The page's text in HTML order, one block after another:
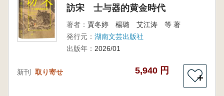
訪宋 士与器的黄金時代
著者： 賈冬婷 楊璐 艾江涛 等 著
発行元： 湖南文芸出版社
出版年： 2026/01
新刊 取り寄せ 5,940 円
＋